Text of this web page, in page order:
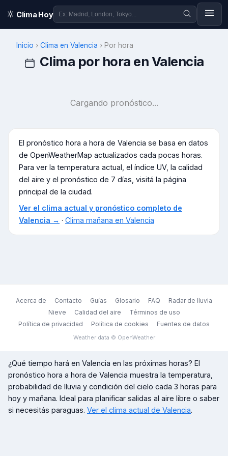
Clima Hoy
Inicio › Clima en Valencia › Por hora
Clima por hora enValencia
Cargando pronóstico...
El pronóstico hora a hora de Valencia se basa en datos
de OpenWeatherMap actualizados cada pocas horas.
Para ver la temperatura actual, el índice UV, la calidad
del aire y el pronóstico de 7 días, visitá la página
principal de la ciudad.
Ver el clima actual y pronóstico completo de
Valencia → · Clima mañana en Valencia
Acerca de Contacto Guías Glosario FAQ
Radar de lluvia
Nieve
Calidad del aire
Términos de uso
Política de privacidad
Política de cookies Fuentes de datos
Weather data © OpenWeather
¿Qué tiempo hará en Valencia en las próximas horas? El
pronóstico hora a hora de Valencia muestra la temperatura,
probabilidad de lluvia y condición del cielo cada 3 horas para
hoy y mañana. Ideal para planificar salidas al aire libre o saber
si necesitás paraguas. Ver el clima actual de Valencia.